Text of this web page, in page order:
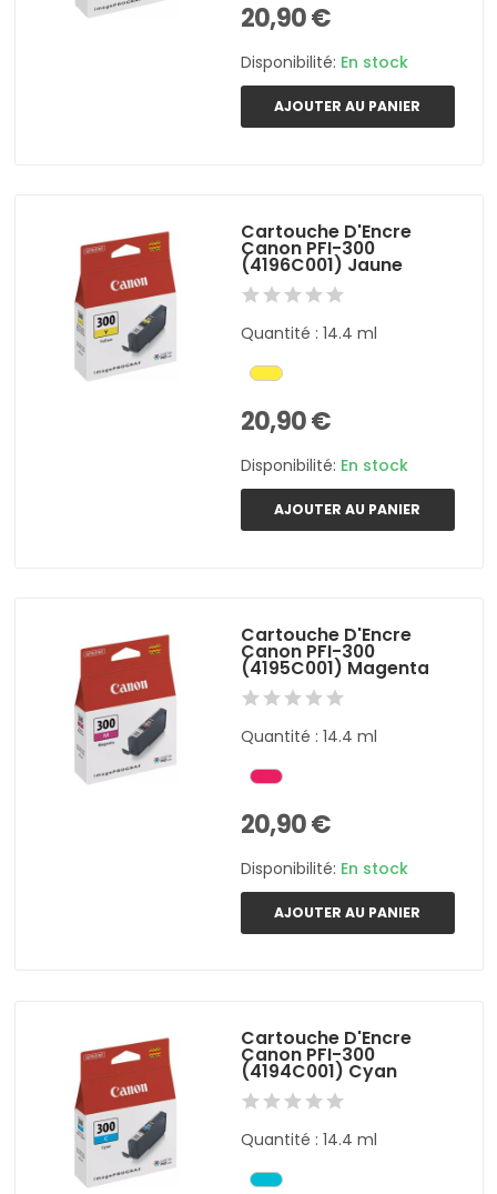
20,90 €
Disponibilité: En stock
AJOUTER AU PANIER
Cartouche D'Encre
Canon PFI-300
(4196C001) Jaune
Quantité : 14.4 ml
20,90 €
Disponibilité: En stock
AJOUTER AU PANIER
Cartouche D'Encre
Canon PFI-300
(4195C001) Magenta
Quantité : 14.4 ml
20,90 €
Disponibilité: En stock
AJOUTER AU PANIER
Cartouche D'Encre
Canon PFI-300
(4194C001) Cyan
Quantité : 14.4 ml